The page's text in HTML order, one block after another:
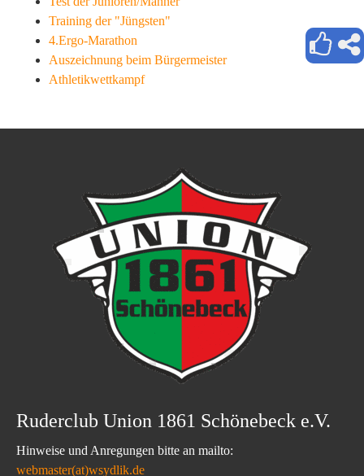
Training der "Jüngsten"
4.Ergo-Marathon
Auszeichnung beim Bürgermeister
Athletikwettkampf
Ruderclub Union 1861 Schönebeck e.V.
Hinweise und Anregungen bitte an mailto:
webmaster(at)wsydlik.de